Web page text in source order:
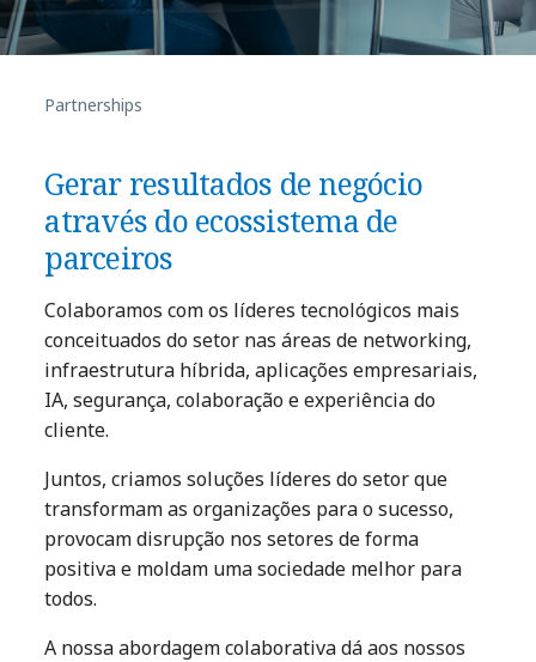
Partnerships
Gerar resultados de negócio
através do ecossistema de
parceiros
Colaboramos com os líderes tecnológicos mais
conceituados do setor nas áreas de networking,
infraestrutura híbrida, aplicações empresariais,
IA, segurança, colaboração e experiência do
cliente.
Juntos, criamos soluções líderes do setor que
transformam as organizações para o sucesso,
provocam disrupção nos setores de forma
positiva e moldam uma sociedade melhor para
todos.
A nossa abordagem colaborativa dá aos nossos